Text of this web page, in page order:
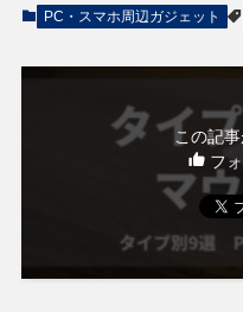
PC・スマホ周辺ガジェット
この記
フ